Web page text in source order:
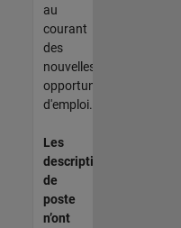
au
courant
des
nouvelles
opportunités
d'emploi.
Les
descriptions
de
poste
n’ont